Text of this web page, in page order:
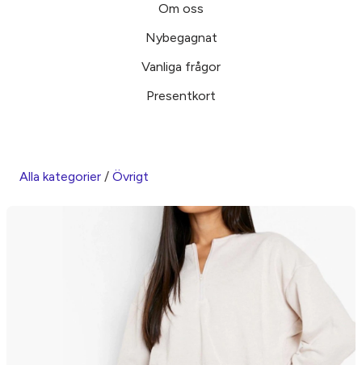
Om oss
Nybegagnat
Vanliga frågor
Presentkort
Alla kategorier / Övrigt